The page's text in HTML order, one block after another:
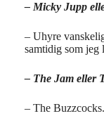
– Micky Jupp
– Uhyre
samtidig som jeg
– The Jam eller
– The Buzzcocks.